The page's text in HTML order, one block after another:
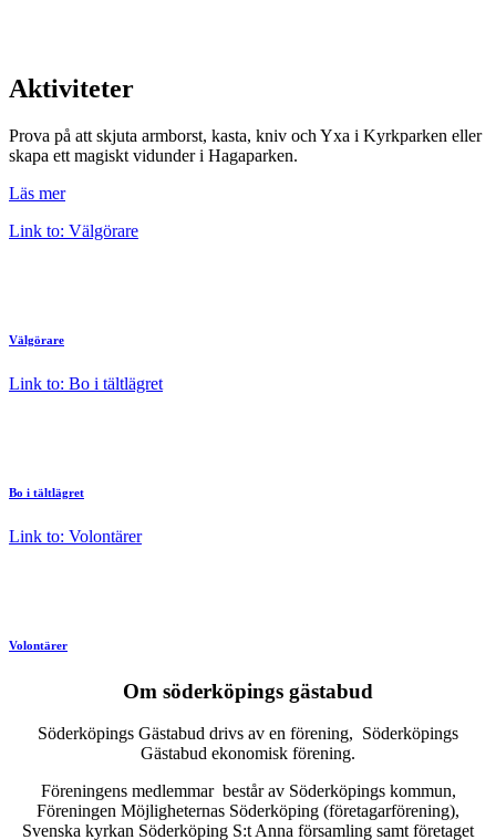
Aktiviteter
Prova på att skjuta armborst, kasta, kniv och Yxa i Kyrkparken eller
skapa ett magiskt vidunder i Hagaparken.
Läs mer
Link to: Välgörare
Välgörare
Link to: Bo i tältlägret
Bo i tältlägret
Link to: Volontärer
Volontärer
Om söderköpings gästabud
Söderköpings Gästabud drivs av en förening, Söderköpings
Gästabud ekonomisk förening.
Föreningens medlemmar består av Söderköpings kommun,
Föreningen Möjligheternas Söderköping (företagarförening),
Svenska kyrkan Söderköping S:t Anna församling samt företaget